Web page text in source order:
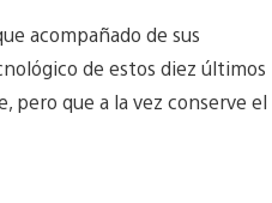
acompañado de sus
de estos diez últimos
pero que a la vez conserve el